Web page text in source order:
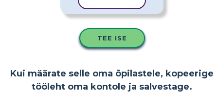
TEE ISE
Kui määrate selle oma õpilastele, kopeerige
tööleht oma kontole ja salvestage.